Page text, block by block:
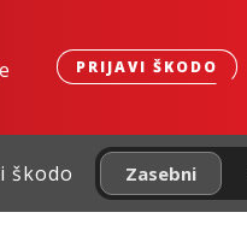
PRIJAVI ŠKODO
škodo Zasebni